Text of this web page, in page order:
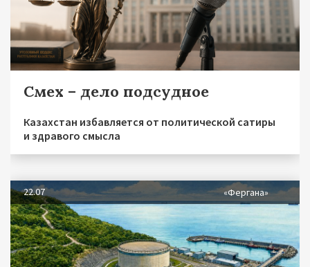
Смех – дело подсудное
Казахстан избавляется от политической сатиры
и здравого смысла
22.07 «Фергана»